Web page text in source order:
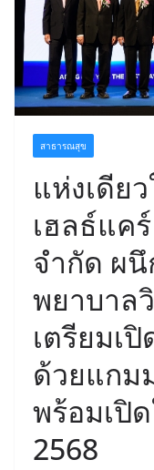
สาธารณสุข
แห่งเดีย
เฮลธ์แค
จำกัด ผนึ
พยาบาล
เตรียมเ
ด้วยแกม
พร้อมเปิ
2568